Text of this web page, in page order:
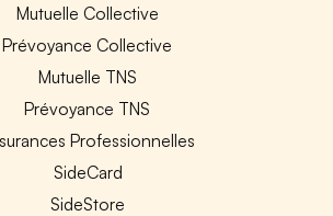
Mutuelle Collective
Prévoyance Collective
Mutuelle TNS
Prévoyance TNS
Professionnelles
SideCard
SideStore